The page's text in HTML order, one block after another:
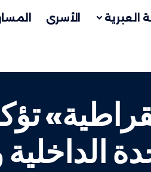
العبرية الأسرى المسار